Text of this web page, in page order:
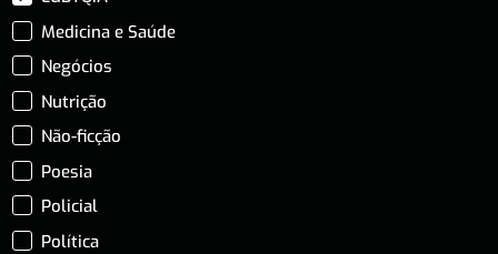
Medicina e Saúde
Negócios
Nutrição
Não-ficção
Poesia
Policial
Política